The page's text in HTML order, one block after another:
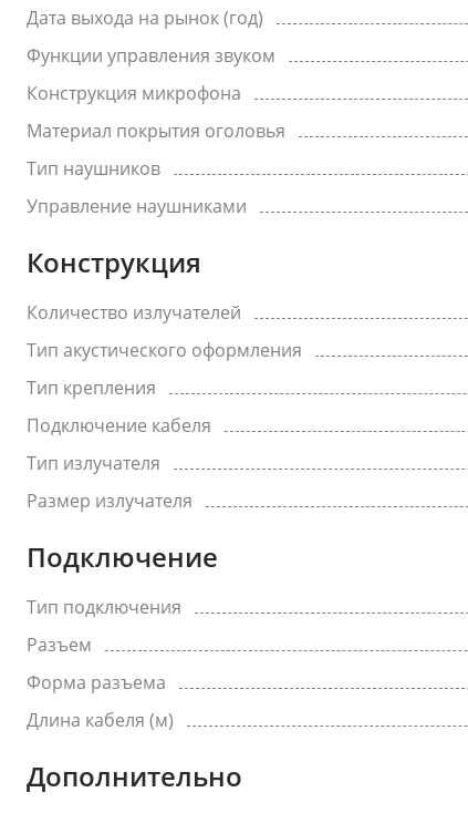
Дата выхода на рынок (год)
Функции управления звуком
Конструкция микрофона
Материал покрытия оголовья
Тип наушников
Управление наушниками
Конструкция
Количество излучателей
Тип акустического оформления
Тип крепления
Подключение кабеля
Тип излучателя
Размер излучателя
Подключение
Тип подключения
Разъем
Форма разъема
Длина кабеля (м)
Дополнительно